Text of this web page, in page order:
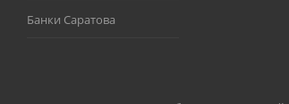
Банки Саратова